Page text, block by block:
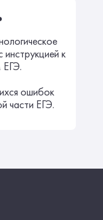
инструкцией к
ошибок
части ЕГЭ.